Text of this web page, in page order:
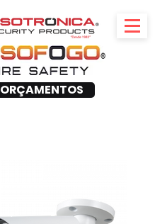
ORÇAMENTOS